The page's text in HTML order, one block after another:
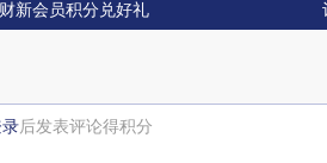
财新会员积分兑好礼
后发表评论得积分